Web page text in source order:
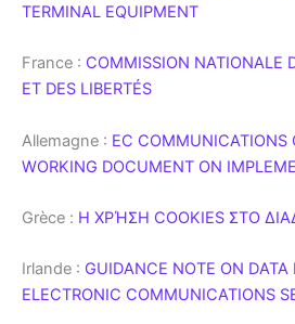
TERMINAL EQUIPMENT
France : COMMISSION NATIONALE
ET DES LIBERTÉS
Allemagne : EC COMMUNICATIONS
WORKING DOCUMENT ON
Grèce : Η ΧΡΉΣΗ COOKIES ΣΤΟ
Irlande : GUIDANCE NOTE ON DATA
ELECTRONIC COMMUNICATIONS